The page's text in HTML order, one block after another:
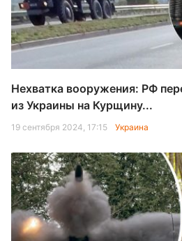
Нехватка вооружения: РФ
из Украины на Курщину...
19 сентября 2024, 17:15 Украина